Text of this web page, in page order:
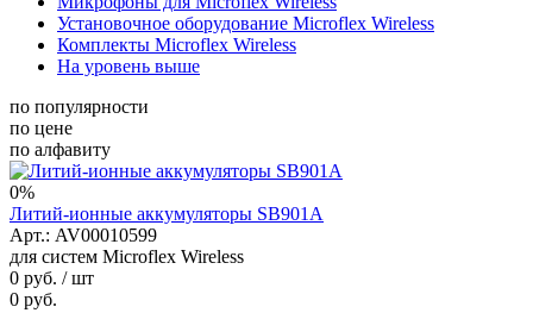
Установочное оборудование Microflex Wireless
Комплекты Microflex Wireless
На уровень выше
по популярности
по цене
по алфавиту
0%
Литий-ионные аккумуляторы SB901A
Арт.: AV00010599
для систем Microflex Wireless
0 руб. / шт
0 руб.